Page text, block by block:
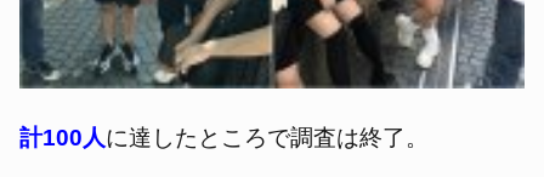
計100人に達したところで調査は終了。